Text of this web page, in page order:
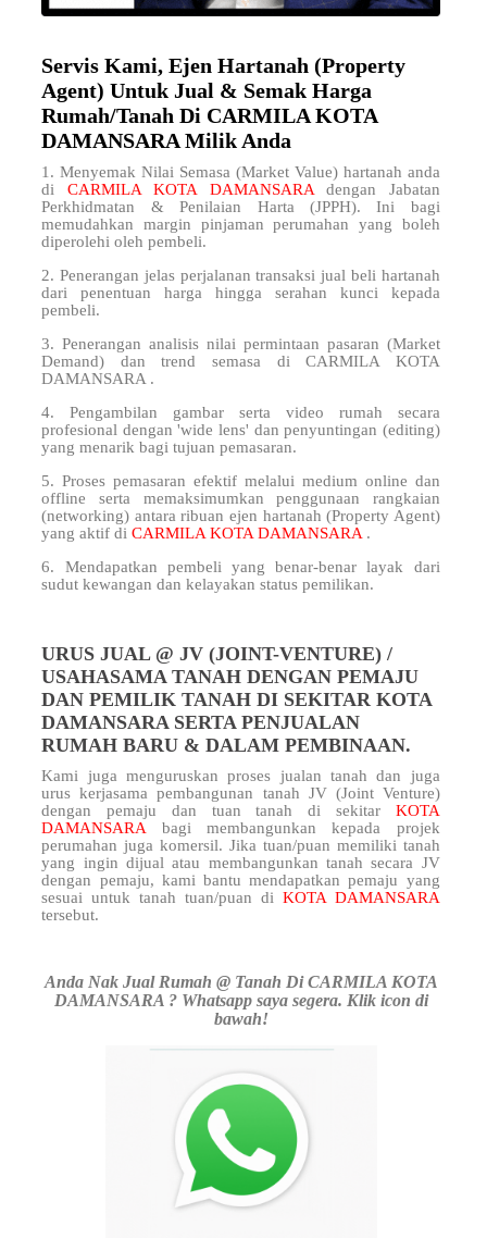
Servis Kami, Ejen Hartanah (Property
Agent) Untuk Jual & Semak Harga
Rumah/Tanah Di CARMILA KOTA
DAMANSARA Milik Anda
1. Menyemak Nilai Semasa (Market Value) hartanah anda
di CARMILA KOTA DAMANSARAdengan Jabatan
Perkhidmatan & Penilaian Harta (JPPH). Ini bagi
memudahkan margin pinjaman perumahan yang boleh
diperolehi oleh pembeli.
2. Penerangan jelas perjalanan transaksi jual beli hartanah
dari penentuan harga hingga serahan kunci kepada
pembeli.
3. Penerangan analisis nilai permintaan pasaran (Market
Demand) dan trend semasa di CARMILA KOTA
DAMANSARA .
4. Pengambilan gambar serta video rumah secara
profesional dengan 'wide lens' dan penyuntingan (editing)
yang menarik bagi tujuan pemasaran.
5. Proses pemasaran efektif melalui medium online dan
offline serta memaksimumkan penggunaan rangkaian
(networking) antara ribuan ejen hartanah (Property Agent)
yang aktif diCARMILA KOTA DAMANSARA .
6. Mendapatkan pembeli yang benar-benar layak dari
sudut kewangan dan kelayakan status pemilikan.
URUS JUAL @ JV (JOINT-VENTURE) /
USAHASAMA TANAH DENGAN PEMAJU
DAN PEMILIK TANAH DI SEKITAR KOTA
DAMANSARA SERTA PENJUALAN
RUMAH BARU & DALAM PEMBINAAN.
Kami juga menguruskan proses jualan tanah dan juga
urus kerjasama pembangunan tanah JV (Joint Venture)
dengan pemaju dan tuan tanah di sekitar KOTA
DAMANSARA bagi membangunkan kepada projek
perumahan juga komersil. Jika tuan/puan memiliki tanah
yang ingin dijual atau membangunkan tanah secara JV
dengan pemaju, kami bantu mendapatkan pemaju yang
sesuai untuk tanah tuan/puan di KOTA DAMANSARA
tersebut.
Anda Nak Jual Rumah @ Tanah Di CARMILA KOTA
DAMANSARA ? Whatsapp saya segera. Klik icon di
bawah!